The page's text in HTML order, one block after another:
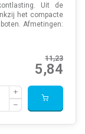
Uit de
het compacte
Afmetingen:
11,23
5,84